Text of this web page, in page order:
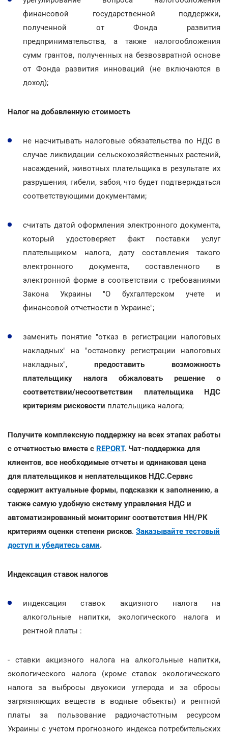
финансовой государственной поддержки,
полученной от Фонда развития
предпринимательства, а также налогообложения
сумм грантов, полученных на безвозвратной основе
от Фонда развития инноваций (не включаются в
доход);
Налог на добавленную стоимость
не насчитывать налоговые обязательства по НДС в
случае ликвидации сельскохозяйственных растений,
насаждений, животных плательщика в результате их
разрушения, гибели, забоя, что будет подтверждаться
соответствующими документами;
считать датой оформления электронного документа,
который удостоверяет факт поставки услуг
плательщиком налога, дату составления такого
электронного документа, составленного в
электронной форме в соответствии с требованиями
Закона Украины "О бухгалтерском учете и
финансовой отчетности в Украине";
заменить понятие "отказ в регистрации налоговых
накладных" на "остановку регистрации налоговых
накладных", предоставить возможность
плательщику налога обжаловать решение о
соответствии/несоответствии плательщика НДС
критериям рисковости плательщика налога;
Получите комплексную поддержку на всех этапах работы
с отчетностью вместе с REPORT. Чат-поддержка для
клиентов, все необходимые отчеты и одинаковая цена
для плательщиков и неплательщиков НДС.Сервис
содержит актуальные формы, подсказки к заполнению, а
также самую удобную систему управления НДС и
автоматизированный мониторинг соответствия НН/РК
критериям оценки степени рисков. Заказывайте тестовый
доступ и убедитесь сами.
Индексация ставок налогов
индексация ставок акцизного налога на
алкогольные напитки, экологического налога и
рентной платы :
- ставки акцизного налога на алкогольные напитки,
экологического налога (кроме ставок экологического
налога за выбросы двуокиси углерода и за сбросы
загрязняющих веществ в водные объекты) и рентной
платы за пользование радиочастотным ресурсом
Украины с учетом прогнозного индекса потребительских